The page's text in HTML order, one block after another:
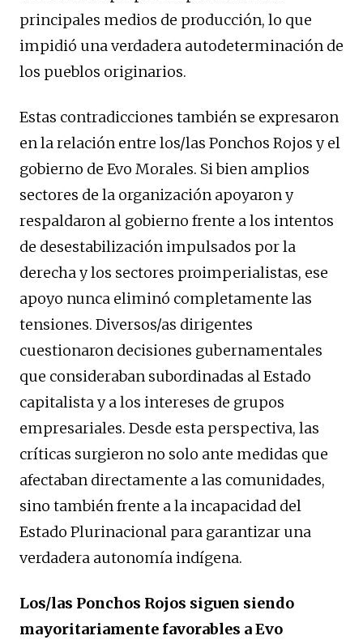
principales medios de producción, lo que
impidió una verdadera autodeterminación de
los pueblos originarios.
Estas contradicciones también se expresaron
en la relación entre los/las Ponchos Rojos y el
gobierno de Evo Morales. Si bien amplios
sectores de la organización apoyaron y
respaldaron al gobierno frente a los intentos
de desestabilización impulsados por la
derecha y los sectores proimperialistas, ese
apoyo nunca eliminó completamente las
tensiones. Diversos/as dirigentes
cuestionaron decisiones gubernamentales
que consideraban subordinadas al Estado
capitalista y a los intereses de grupos
empresariales. Desde esta perspectiva, las
críticas surgieron no solo ante medidas que
afectaban directamente a las comunidades,
sino también frente a la incapacidad del
Estado Plurinacional para garantizar una
verdadera autonomía indígena.
Los/las Ponchos Rojos siguen siendo
mayoritariamente favorables a Evo